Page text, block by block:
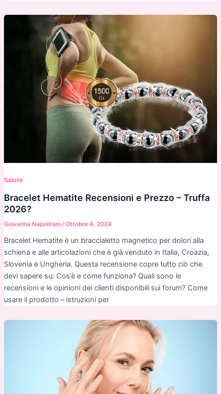
Salute
Bracelet Hematite Recensioni e Prezzo – Truffa
2026?
Giovanna Napolitani /Ottobre 4, 2024
Bracelet Hematite è un braccialetto magnetico per dolori alla
schiena e alle articolazioni che è già venduto in Italia, Croazia,
Slovenia e Ungheria. Questa recensione copre tutto ciò che
devi sapere su: Cos’è e come funziona? Quali sono le
recensioni e le opinioni dei clienti disponibili sui forum? Come
usare il prodotto – istruzioni per